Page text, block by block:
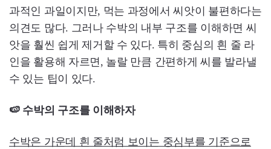
과적인 과일이지만, 먹는 과정에서 씨앗이 불편하다는
의견도 많다. 그러나 수박의 내부 구조를 이해하면 씨
앗을 훨씬 쉽게 제거할 수 있다. 특히 중심의 흰 줄 라
인을 활용해 자르면, 놀랄 만큼 간편하게 씨를 발라낼
수 있는 팁이 있다.
🍉 수박의 구조를 이해하자
수박은 가운데 흰 줄처럼 보이는 중심부를 기준으로